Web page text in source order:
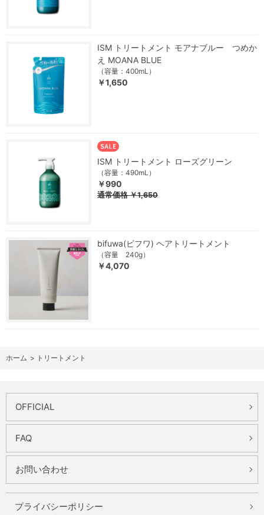
ISM トリートメント モアナブルー つめか
え MOANA BLUE
（容量：400mL）
￥1,650
ISM トリートメント ローズグリーン
（容量：490mL）
￥990
通常価格￥1,650
bifuwa(ビフワ) ヘアトリートメント
（容量 240g）
￥4,070
ホーム > トリートメント
OFFICIAL
FAQ
お問い合わせ
プライバシーポリシー